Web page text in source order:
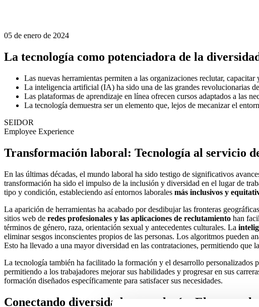
05 de enero de 2024
La tecnología como potenciadora de la
Las nuevas herramientas permiten a las organizaciones reclutar,
La inteligencia artificial (IA) ha sido una de las grandes revolucionarias
Las plataformas de aprendizaje en línea ofrecen cursos adaptados a las
La tecnología demuestra ser un elemento que, lejos de mecanizar el
SEIDOR
Employee Experience
Transformación laboral: Tecnología al servicio
En las últimas décadas, el mundo laboral ha sido testigo de significativos
transformación ha sido el impulso de la inclusión y diversidad en el lugar de
tipo y condición, estableciendo así entornos laborales más inclusivos y
La aparición de herramientas ha acabado por desdibujar las fronteras
sitios web de redes profesionales y las aplicaciones de reclutamiento han
términos de género, raza, orientación sexual y antecedentes culturales. La
eliminar sesgos inconscientes propios de las personas. Los algoritmos pueden
Esto ha llevado a una mayor diversidad en las contrataciones, permitiendo que
La tecnología también ha facilitado la formación y el desarrollo personalizados
permitiendo a los trabajadores mejorar sus habilidades y progresar en sus
formación diseñados específicamente para satisfacer sus necesidades.
Conectando diversidad y tecnología: El avance